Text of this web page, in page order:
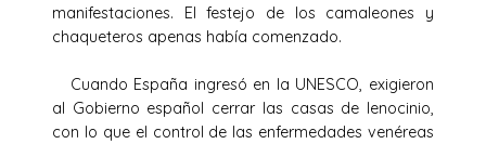
manifestaciones. El festejo de los camaleones y
chaqueteros apenas había comenzado.
Cuando España ingresó en la UNESCO, exigieron
al Gobierno español cerrar las casas de lenocinio,
con lo que el control de las enfermedades venéreas